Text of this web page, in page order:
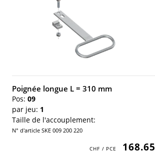
Poignée longue L = 310 mm
Pos: 09
par jeu: 1
Taille de l'accouplement:
N° d'article SKE 009 200 220
168.65